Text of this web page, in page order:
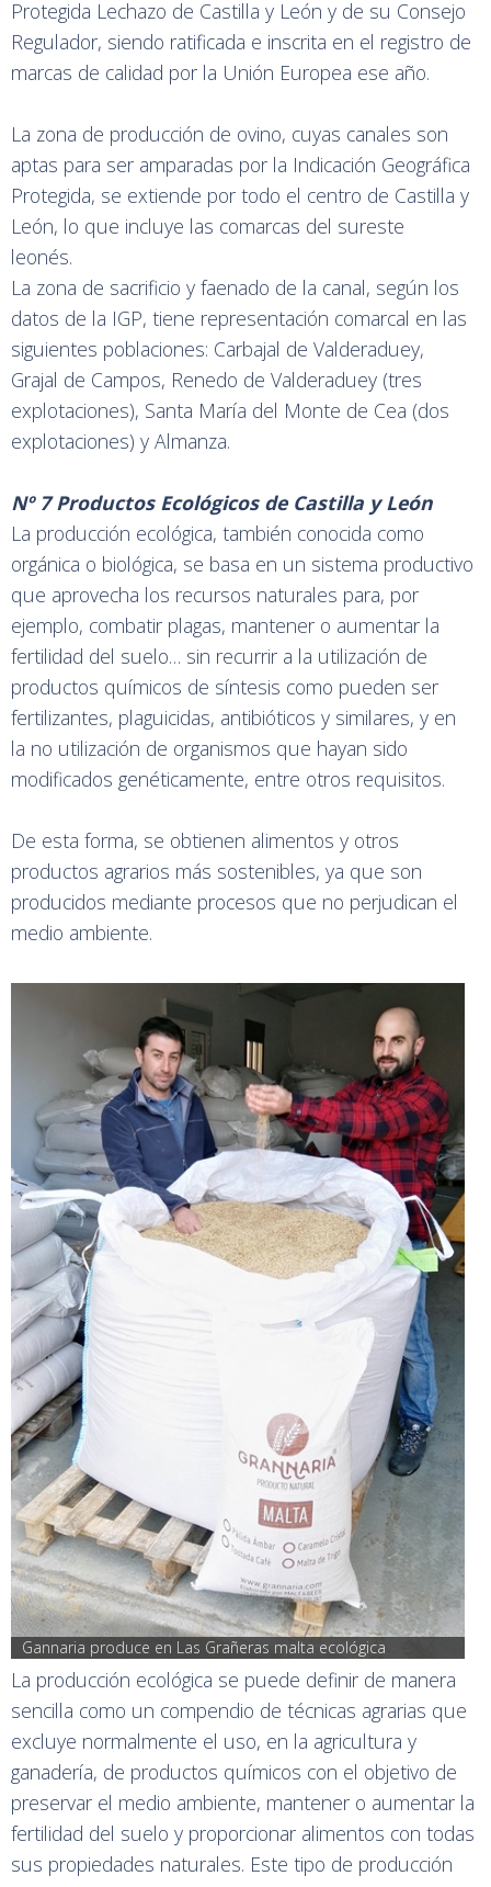
Protegida Lechazo de Castilla y León y de su Consejo
Regulador, siendo ratificada e inscrita en el registro de
marcas de calidad por la Unión Europea ese año.
La zona de producción de ovino, cuyas canales son
aptas para ser amparadas por la Indicación Geográfica
Protegida, se extiende por todo el centro de Castilla y
León, lo que incluye las comarcas del sureste
leonés.
La zona de sacrificio y faenado de la canal, según los
datos de la IGP, tiene representación comarcal en las
siguientes poblaciones: Carbajal de Valderaduey,
Grajal de Campos, Renedo de Valderaduey (tres
explotaciones), Santa María del Monte de Cea (dos
explotaciones) y Almanza.
Nº 7 Productos Ecológicos de Castilla y León
La producción ecológica, también conocida como
orgánica o biológica, se basa en un sistema productivo
que aprovecha los recursos naturales para, por
ejemplo, combatir plagas, mantener o aumentar la
fertilidad del suelo… sin recurrir a la utilización de
productos químicos de síntesis como pueden ser
fertilizantes, plaguicidas, antibióticos y similares, y en
la no utilización de organismos que hayan sido
modificados genéticamente, entre otros requisitos.
De esta forma, se obtienen alimentos y otros
productos agrarios más sostenibles, ya que son
producidos mediante procesos que no perjudican el
medio ambiente.
Gannaria produce en Las Grañeras malta ecológica
La producción ecológica se puede definir de manera
sencilla como un compendio de técnicas agrarias que
excluye normalmente el uso, en la agricultura y
ganadería, de productos químicos con el objetivo de
preservar el medio ambiente, mantener o aumentar la
fertilidad del suelo y proporcionar alimentos con todas
sus propiedades naturales. Este tipo de producción